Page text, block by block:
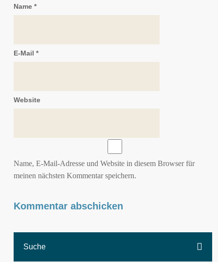
Name *
E-Mail *
Website
Name, E-Mail-Adresse und Website in diesem Browser für
meinen nächsten Kommentar speichern.